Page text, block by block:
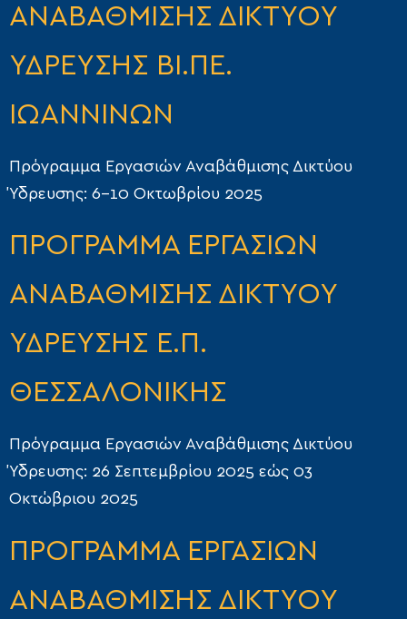
ΑΝΑΒΑΘΜΙΣΗΣ ΔΙΚΤΥΟΥ
ΥΔΡΕΥΣΗΣ ΒΙ.ΠΕ.
ΙΩΑΝΝΙΝΩΝ
Πρόγραμμα Εργασιών Αναβάθμισης Δικτύου
Ύδρευσης: 6-10 Οκτωβρίου 2025
ΠΡΟΓΡΑΜΜΑ ΕΡΓΑΣΙΩΝ
ΑΝΑΒΑΘΜΙΣΗΣ ΔΙΚΤΥΟΥ
ΥΔΡΕΥΣΗΣ Ε.Π.
ΘΕΣΣΑΛΟΝΙΚΗΣ
Πρόγραμμα Εργασιών Αναβάθμισης Δικτύου
Ύδρευσης: 26 Σεπτεμβρίου 2025 εώς 03
Οκτώβριου 2025
ΠΡΟΓΡΑΜΜΑ ΕΡΓΑΣΙΩΝ
ΑΝΑΒΑΘΜΙΣΗΣ ΔΙΚΤΥΟΥ